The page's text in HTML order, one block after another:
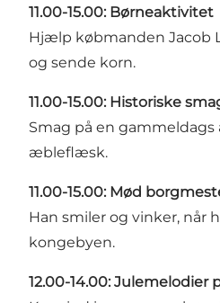
11.00-15.00: Børneaktivitet
Hjælp købmanden Jacob
og sende korn.
11.00-15.00: Historiske
Smag på en
æbleflæsk.
11.00-15.00: Mød
Han smiler og vinker, når
kongebyen.
12.00-14.00: Julemelodier